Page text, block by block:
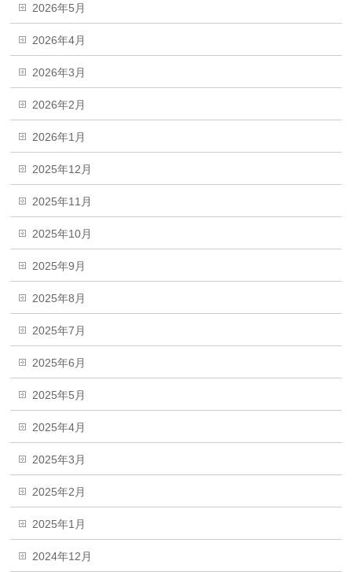
2026年5月
2026年4月
2026年3月
2026年2月
2026年1月
2025年12月
2025年11月
2025年10月
2025年9月
2025年8月
2025年7月
2025年6月
2025年5月
2025年4月
2025年3月
2025年2月
2025年1月
2024年12月